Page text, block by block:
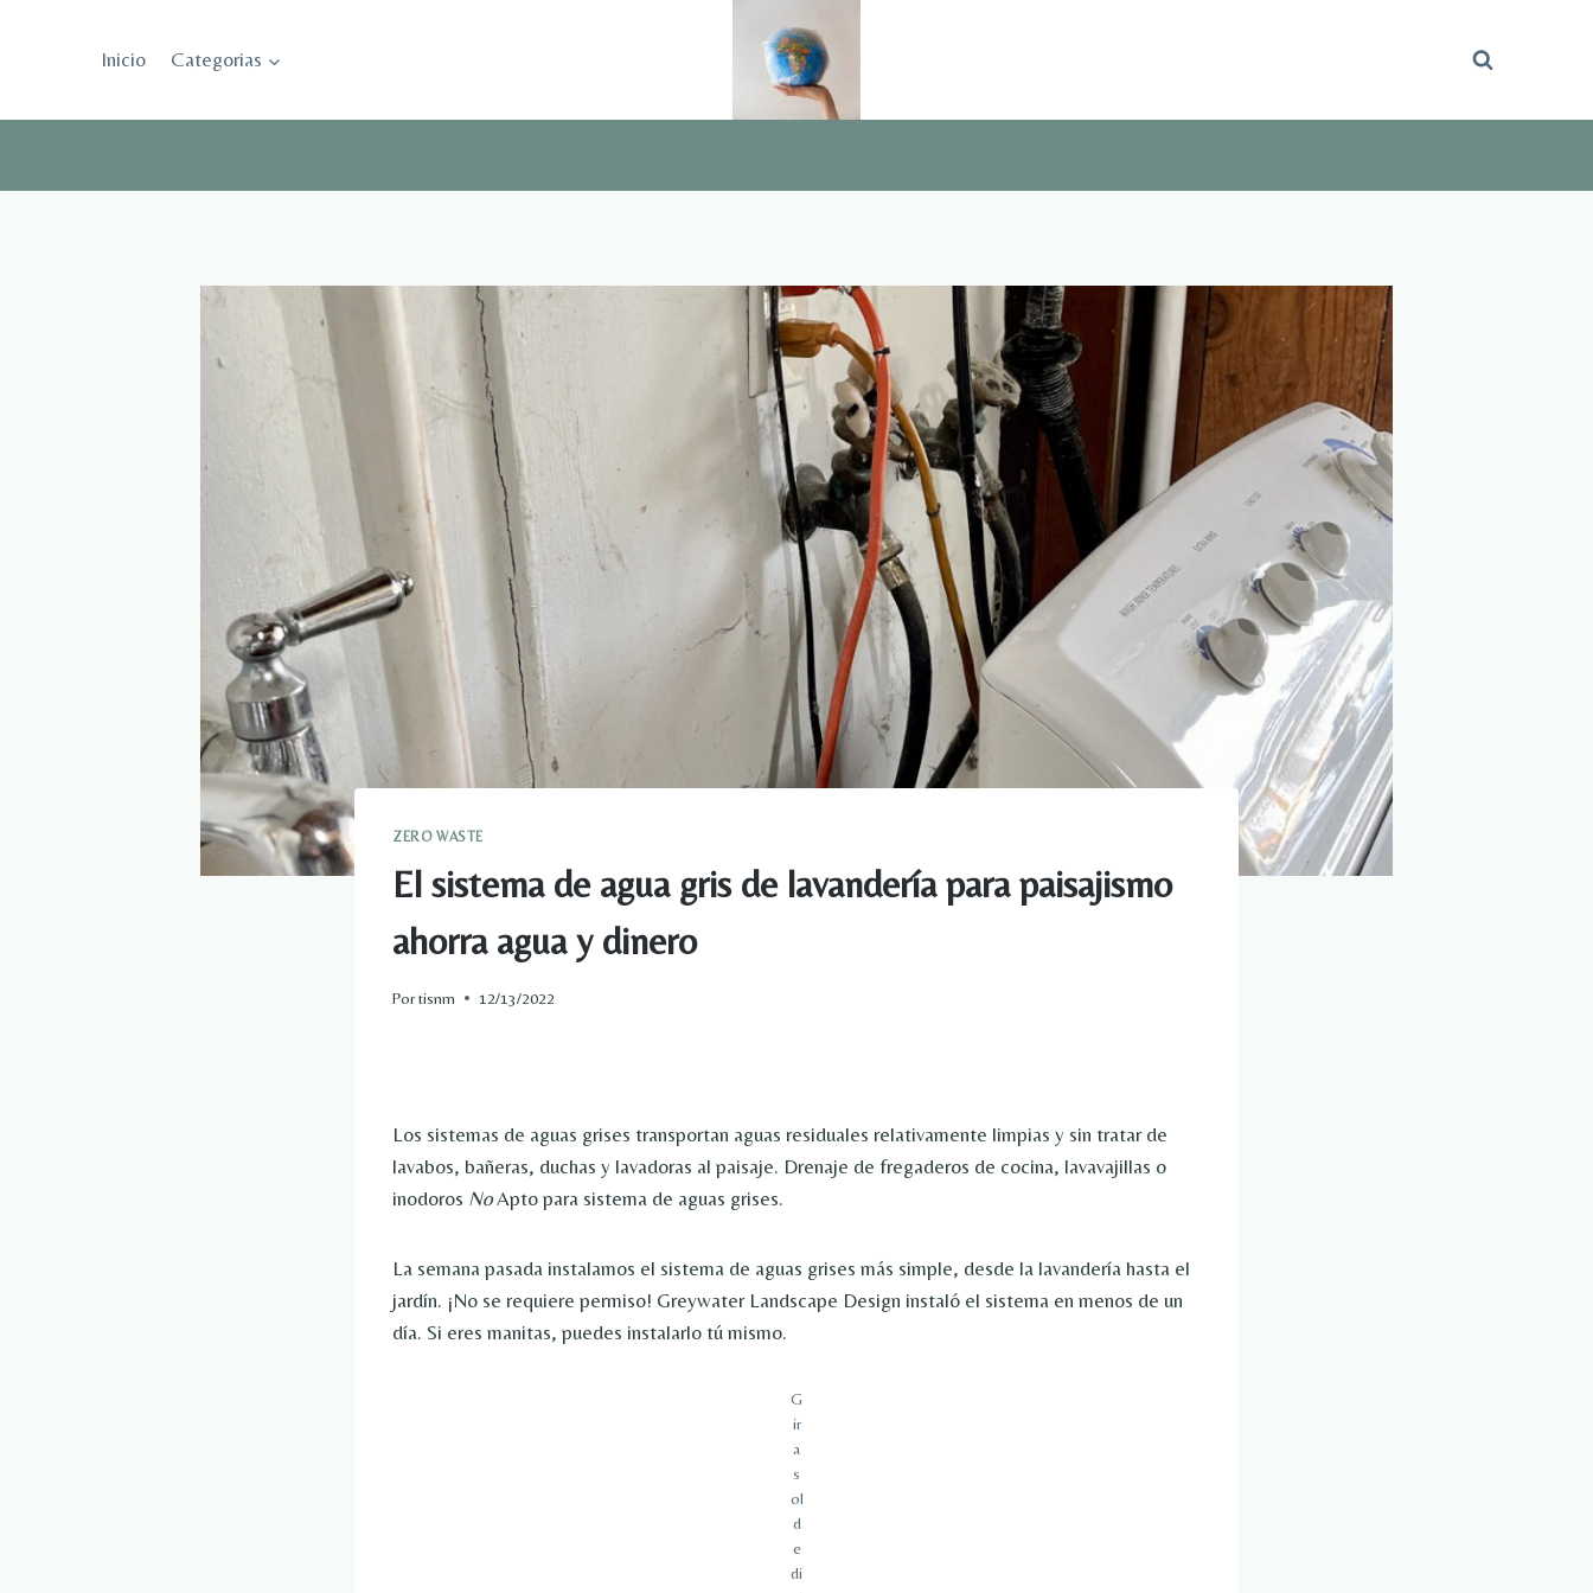
Inicio Categorias
ZERO WASTE
El sistema de agua gris de lavandería para paisajismo
ahorra agua y dinero
Portisnm 12/13/2022
Los sistemas de aguas grises transportan aguas residuales relativamente limpias y sin tratar de
lavabos, bañeras, duchas y lavadoras al paisaje. Drenaje de fregaderos de cocina, lavavajillas o
inodoros NoApto para sistema de aguas grises.
La semana pasada instalamos el sistema de aguas grises más simple, desde la lavandería hasta el
jardín. ¡No se requiere permiso! Greywater Landscape Design instaló el sistema en menos de un
día. Si eres manitas, puedes instalarlo tú mismo.
G
ir
a
s
ol
d
e
di